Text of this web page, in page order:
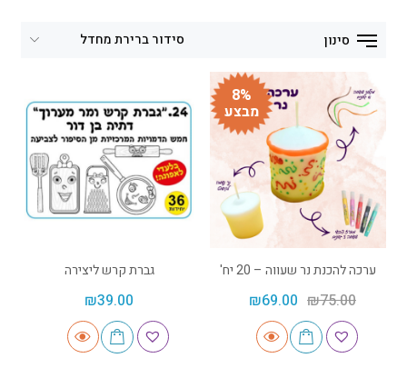
סינון
8%
מבצע
ערכה להכנת נר שעווה – 20 יח'
₪75.00
₪69.00
גברת קרש ליצירה
₪39.00